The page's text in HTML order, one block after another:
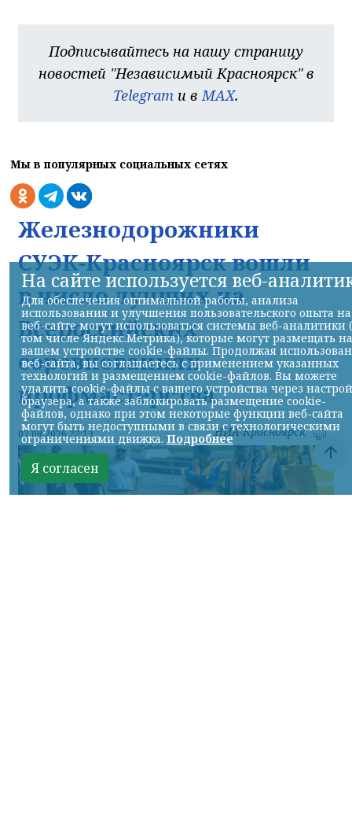
Подписывайтесь на нашу страницу
новостей "Независимый Красноярск" в
Telegram и вMAX.
Мы в популярных социальных сетях
Железнодорожники
СУЭК-Красноярск вошли
в число лучших на
Всероссийских
соревнованиях
профмастерства
07.08.2026 22:13 НИА-Красноярск
На сайте используется веб-
Для обеспечения оптимальной работы, анализа
использования и улучшения пользовательского опыта на
веб-сайте могут использоваться системы веб-аналитики
том числе Яндекс.Метрика), которые могут размещать на
вашем устройстве cookie-файлы. Продолжая
веб-сайта, вы соглашаетесь с применением указанных
технологий и размещением cookie-файлов. Вы можете
удалить cookie-файлы с вашего устройства через
браузера, а также заблокировать размещение cookie-
файлов, однако при этом некоторые функции веб-сайта
могут быть недоступными в связи с технологическими
ограничениями движка. Подробнее
Я согласен